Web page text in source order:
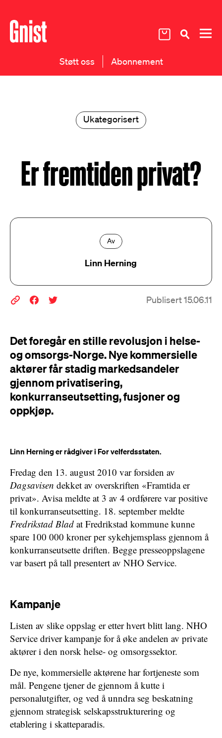
Støtt oss Abonnement
Ukategorisert
Er fremtiden privat?
Av
Linn Herning
Publisert 15.06.11
Det foregår en stille revolusjon i helse-
og omsorgs-Norge. Nye kommersielle
aktører får stadig markedsandeler
gjennom privatisering,
konkurranseutsetting, fusjoner og
oppkjøp.
Linn Herning er rådgiver i For velferdsstaten.
Fredag den 13. august 2010 var forsiden av
Dagsavisen dekket av overskriften «Framtida er
privat». Avisa meldte at 3 av 4 ordførere var positive
til konkurranseutsetting. 18. september meldte
Fredrikstad Blad at Fredrikstad kommune kunne
spare 100 000 kroner per sykehjemsplass gjennom å
konkurranseutsette driften. Begge presseoppslagene
var basert på tall presentert av NHO Service.
Kampanje
Listen av slike oppslag er etter hvert blitt lang. NHO
Service driver kampanje for å øke andelen av private
aktører i den norsk helse- og omsorgssektor.
De nye, kommersielle aktørene har fortjeneste som
mål. Pengene tjener de gjennom å kutte i
personalutgifter, og ved å unndra seg beskatning
gjennom strategisk selskapsstrukturering og
etablering i skatteparadis.